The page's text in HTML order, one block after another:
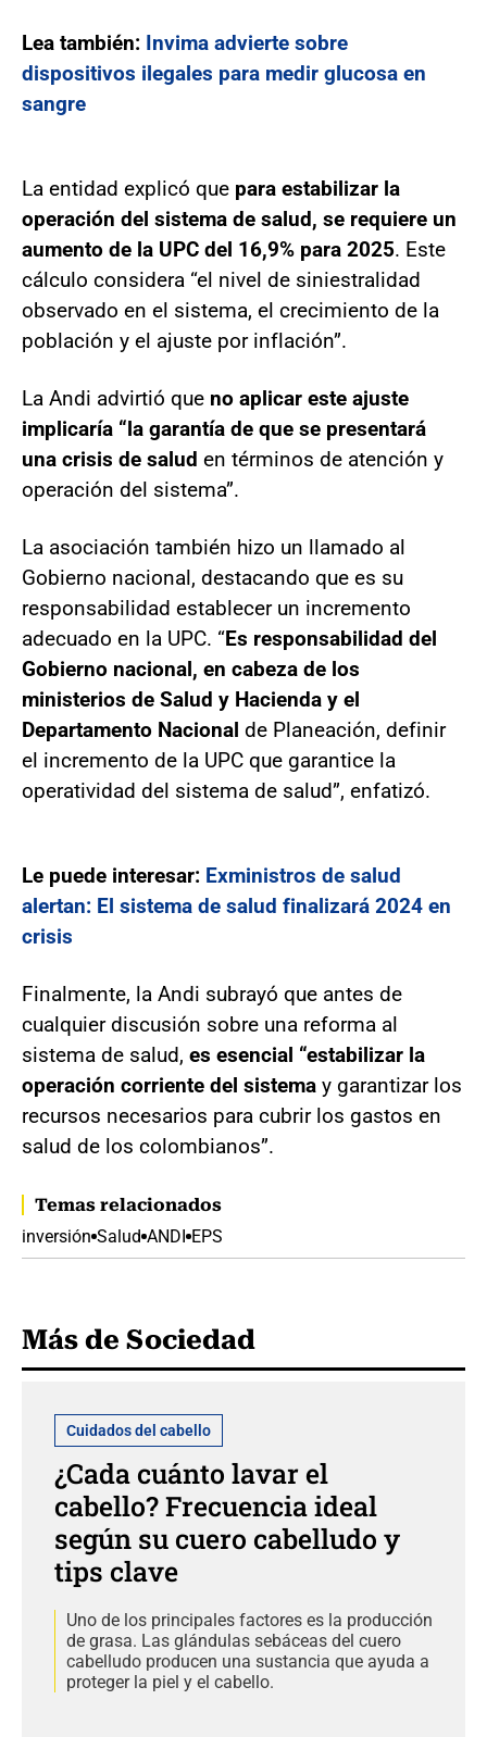
Lea también: Invima advierte sobre
dispositivos ilegales para medir glucosa en
sangre
La entidad explicó que para estabilizar la
operación del sistema de salud, se requiere un
aumento de la UPC del 16,9% para 2025. Este
cálculo considera “el nivel de siniestralidad
observado en el sistema, el crecimiento de la
población y el ajuste por inflación”.
La Andi advirtió que no aplicar este ajuste
implicaría “la garantía de que se presentará
una crisis de salud en términos de atención y
operación del sistema”.
La asociación también hizo un llamado al
Gobierno nacional, destacando que es su
responsabilidad establecer un incremento
adecuado en la UPC. “Es responsabilidad del
Gobierno nacional, en cabeza de los
ministerios de Salud y Hacienda y el
Departamento Nacional de Planeación, definir
el incremento de la UPC que garantice la
operatividad del sistema de salud”, enfatizó.
Le puede interesar: Exministros de salud
alertan: El sistema de salud finalizará 2024 en
crisis
Finalmente, la Andi subrayó que antes de
cualquier discusión sobre una reforma al
sistema de salud, es esencial “estabilizar la
operación corriente del sistema y garantizar los
recursos necesarios para cubrir los gastos en
salud de los colombianos”.
Temas relacionados
inversión Salud ANDI EPS
Más de Sociedad
Cuidados del cabello
¿Cada cuánto lavar el
cabello? Frecuencia ideal
según su cuero cabelludo y
tips clave
Uno de los principales factores es la producción
de grasa. Las glándulas sebáceas del cuero
cabelludo producen una sustancia que ayuda a
proteger la piel y el cabello.